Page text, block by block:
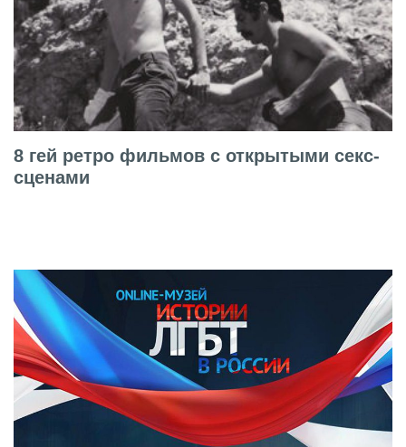
8 гей ретро фильмов с открытыми секс-
сценами